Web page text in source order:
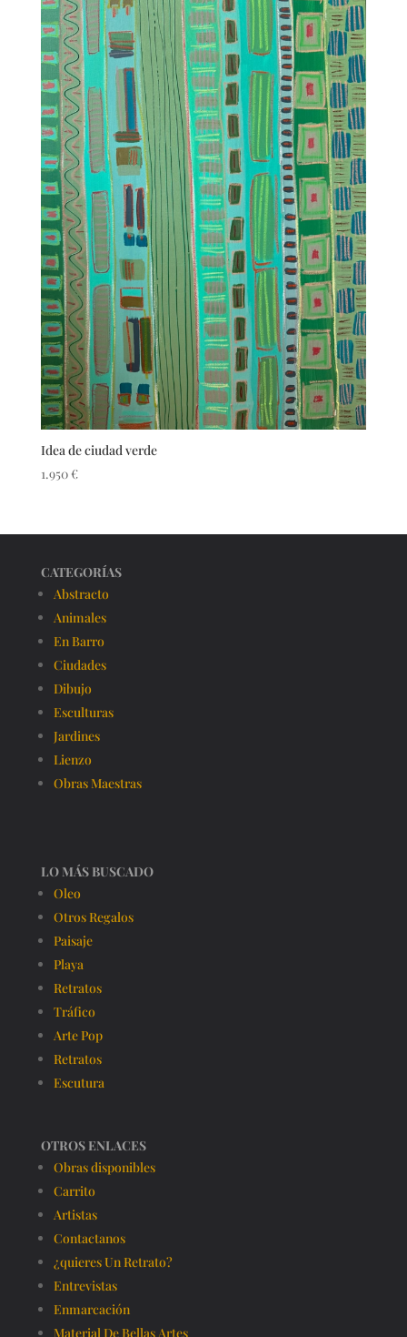
Idea de ciudad verde
1.950 €
CATEGORÍAS
Abstracto
Animales
En Barro
Ciudades
Dibujo
Esculturas
Jardines
Lienzo
Obras Maestras
LO MÁS BUSCADO
Oleo
Otros Regalos
Paisaje
Playa
Retratos
Tráfico
Arte Pop
Retratos
Escutura
OTROS ENLACES
Obras disponibles
Carrito
Artistas
Contactanos
¿quieres Un Retrato?
Entrevistas
Enmarcación
Material De Bellas Artes